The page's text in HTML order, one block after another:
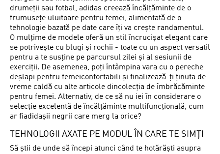
drumeții sau fotbal, adidas creează încălțăminte de o
frumusețe uluitoare pentru femei, alimentată de o
tehnologie bazată pe date care îți va crește randamentul.
O mulțime de modele oferă un stil încrucișat elegant care
se potrivește cu blugi și rochii - toate cu un aspect versatil
pentru a te susține pe parcursul zilei și al sesiunii de
exerciții. De asemenea, poți întâmpina vara cu o pereche
deșlapi pentru femeiconfortabili și finalizează-ți ținuta de
vreme caldă cu alte articole dincolecția de îmbrăcăminte
pentru femei. Alternativ, de ce să nu iei în considerare o
selecție excelentă de încălțăminte multifuncțională, cum
ar fiadidașii negrii care merg la orice?
TEHNOLOGII AXATE PE MODUL ÎN CARE TE SIMȚI
Să știi de unde să începi atunci când te hotărăști asupra